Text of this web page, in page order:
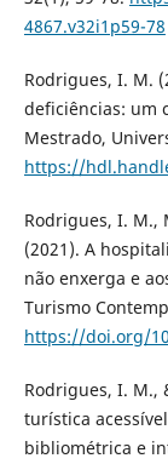
4867.v32i1p59-78
Rodrigues, I. M.
deficiências: um
Mestrado,
https://
Rodrigues, I. M.,
(2021). A
não enxerga e
Turismo
https://doi.org/
Rodrigues, I. M.,
turística
bibliométrica e